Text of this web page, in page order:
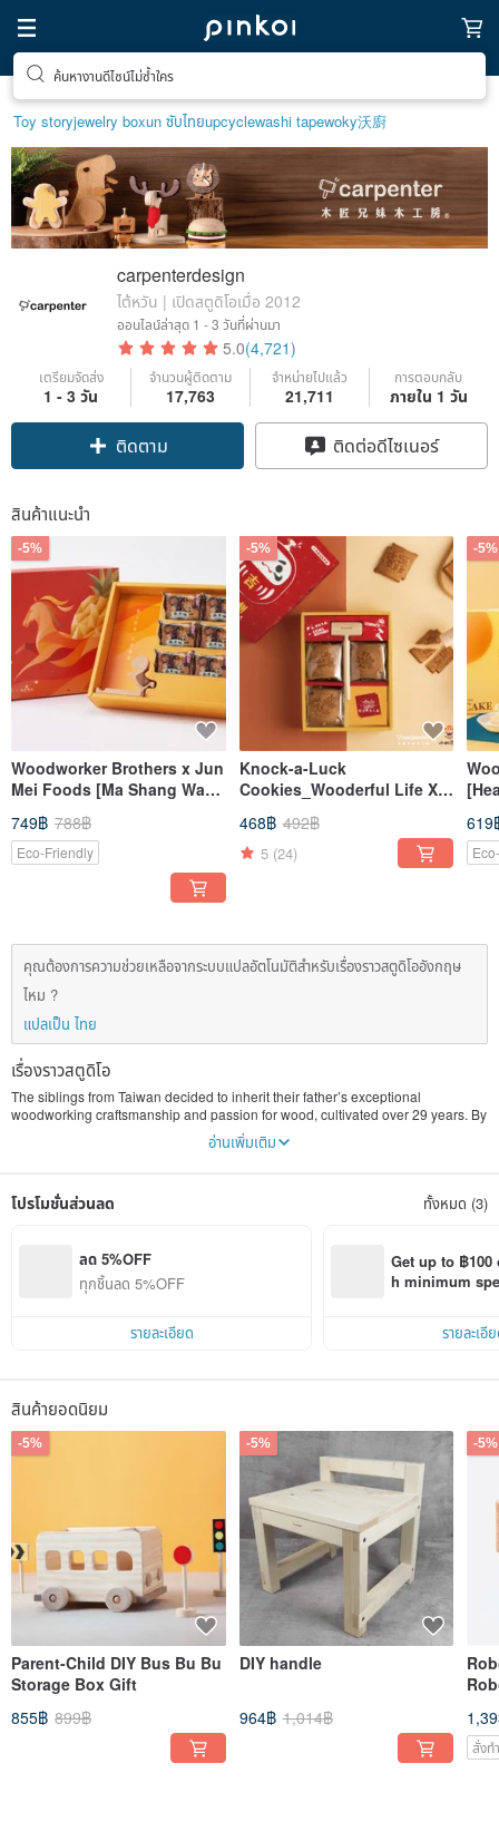
ค้นหางานดีไซน์ไม่ซ้ำใคร
ของขวัญพิเศษสำหรับตัวเอง
Toy storyjewelry boxun ซับไทยupcyclewashi tapewoky沃廚
carpenterdesign
ไต้หวัน | เปิดสตูดิโอเมื่อ 2012
ออนไลน์ล่าสุด 1 - 3 วันที่ผ่านมา
5.0(4,721)
เตรียมจัดส่ง
1 - 3 วัน
จำนวนผู้ติดตาม
17,763
จำหน่ายไปแล้ว
21,711
การตอบกลับ
ภายใน 1 วัน
Claim coupon
ติดต่อดีไซเนอร์
สินค้าแนะนำ
-5%
Woodworker Brothers x Jun
Mei Foods [Ma Shang Wang
Wang Lai Pineapple Cake
Gift Box]
749฿ 788฿
Eco-Friendly
-5%
Knock-a-Luck
Cookies_Wooderful Life X
Kobayashi Senbei
Collaboration Gift
468฿ 492฿
5 (24)
-5%
619
คุณต้องการความช่วยเหลือจากระบบแปลอัตโนมัติสำหรับเรื่องราวสตูดิโออังกฤษ
ไหม ?
แปลเป็น ไทย
เรื่องราวสตูดิโอ
The siblings from Taiwan decided to inherit their father’s exceptional
woodworking craftsmanship and passion for wood, cultivated over 29 years. By
incorporating new design concepts and playful elements, they have developed
a unique series of wooden products. Infusing innovative design, fun, and
they have launched a variety of DIY workshops open to both adults and
ensure the continuation of woodworking craftsmanship, and promote a lifestyle
enriched by the presence of wood.
In recent years, the Earth’s natural environment has been gradually
Carpenters uses only FSC-certified wood sourced from sustainably managed
อ่านเพิ่มเติม
โปรโมชั่นส่วนลด ทั้งหมด (3)
ลด 5%OFF
ทุกชิ้นลด 5%OFF
รายละเอียด
Get up to ฿
h minimum
รายละเอี
สินค้ายอดนิยม
-5%
Parent-Child DIY Bus Bu Bu
Storage Box Gift
855฿ 899฿
-5%
DIY handle
964฿ 1,014฿
-5%
สั่งท